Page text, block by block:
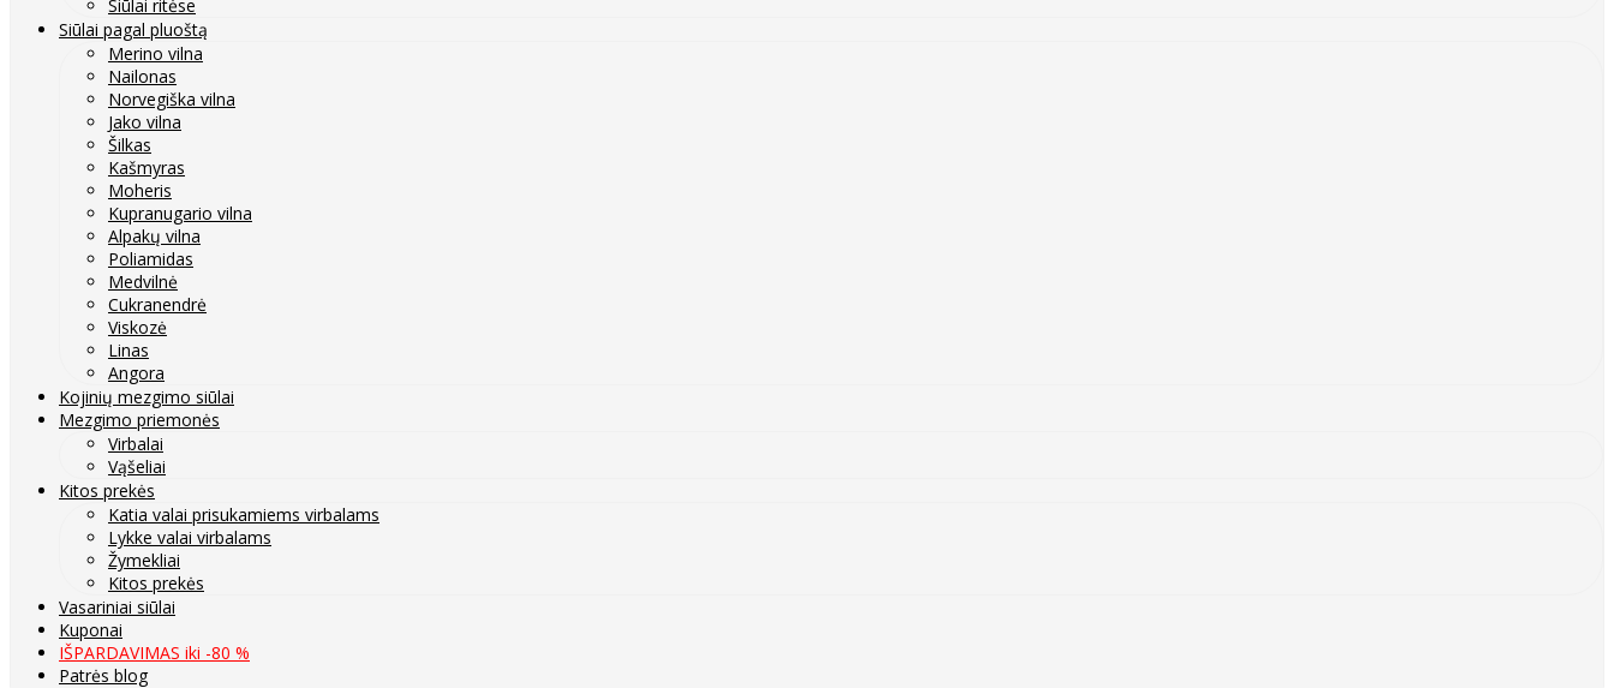
Siūlai ritėse
Siūlai pagal pluoštą
Merino vilna
Nailonas
Norvegiška vilna
Jako vilna
Šilkas
Kašmyras
Moheris
Kupranugario vilna
Alpakų vilna
Poliamidas
Medvilnė
Cukranendrė
Viskozė
Linas
Angora
Kojinių mezgimo siūlai
Mezgimo priemonės
Virbalai
Vąšeliai
Kitos prekės
Katia valai prisukamiems virbalams
Lykke valai virbalams
Žymekliai
Kitos prekės
Vasariniai siūlai
Kuponai
IŠPARDAVIMAS iki -80 %
Patrės blog